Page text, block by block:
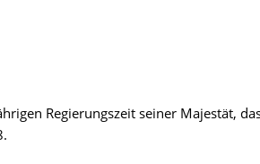
Regierungszeit seiner Majestät,